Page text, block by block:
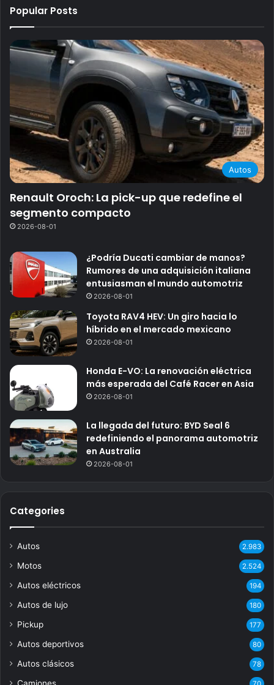
Popular Posts
Autos
Renault Oroch: La pick-up que redefine el
segmento compacto
2026-08-01
¿Podría Ducati cambiar de manos?
Rumores de una adquisición italiana
entusiasman el mundo automotriz
2026-08-01
Toyota RAV4 HEV: Un giro hacia lo
híbrido en el mercado mexicano
2026-08-01
Honda E-VO: La renovación eléctrica
más esperada del Café Racer en Asia
2026-08-01
La llegada del futuro: BYD Seal 6
redefiniendo el panorama automotriz
en Australia
2026-08-01
Categories
Autos 2.983
Motos 2.524
Autos eléctricos 194
Autos de lujo 180
Pickup 177
Autos deportivos 80
Autos clásicos 78